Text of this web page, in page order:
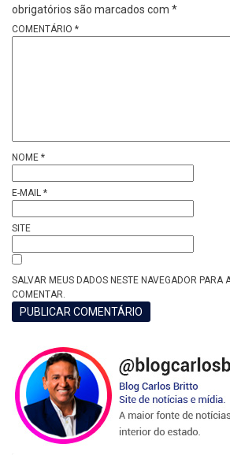
obrigatórios são marcados com *
COMENTÁRIO *
NOME *
E-MAIL *
SITE
SALVAR MEUS DADOS NESTE NAVEGADOR PARA
COMENTAR.